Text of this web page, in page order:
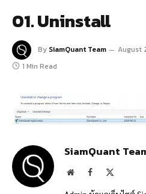
01. Uninstall
By SiamQuant Team August
1 Min Read
SiamQuant
WebsiteFacebook